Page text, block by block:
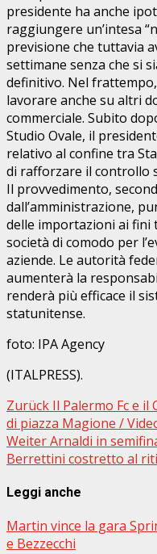
presidente ha anche
raggiungere un’intesa
previsione che tuttavia
settimane senza che si
definitivo. Nel
lavorare anche su altri
commerciale. Subito
Studio Ovale, il
relativo al confine tra
di rafforzare il controllo
Il provvedimento,
dall’amministrazione,
delle importazioni ai fini
società di comodo per
aziende. Le autorità
aumenterà la
renderà più efficace il
statunitense.
foto: IPA Agency
(ITALPRESS).
Zurück Il Palermo Fc e
di piazza Magione /
WeiterArnaldi in
Berrettini costretto al
Leggi anche
Martin vince la gara
e Bezzecchi